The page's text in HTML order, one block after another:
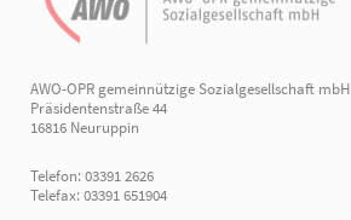
AWO-OPR gemeinnützige Sozialgesellschaft mbH
Präsidentenstraße 44
16816 Neuruppin
Telefon: 03391 2626
Telefax: 03391 651904